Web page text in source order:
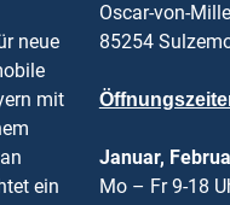
neue
mit
ein
Oscar-von-
85254
Januar,
Mo – Fr 9-18